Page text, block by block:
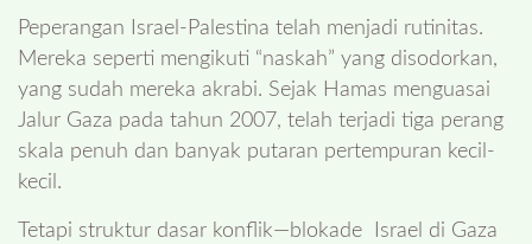
Peperangan Israel-Palestina telah menjadi rutinitas.
Mereka seperti mengikuti “naskah” yang disodorkan,
yang sudah mereka akrabi. Sejak Hamas menguasai
Jalur Gaza pada tahun 2007, telah terjadi tiga perang
skala penuh dan banyak putaran pertempuran kecil-
kecil.
Tetapi struktur dasar konflik—blokade Israel di Gaza